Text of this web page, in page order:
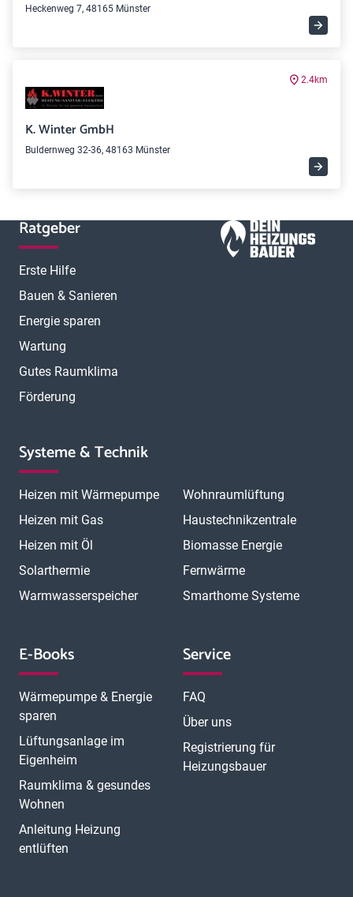
Heckenweg 7, 48165 Münster
2.4km
K. Winter GmbH
Buldernweg 32-36, 48163 Münster
Ratgeber
Erste Hilfe
Bauen & Sanieren
Energie sparen
Wartung
Gutes Raumklima
Förderung
Systeme & Technik
Heizen mit Wärmepumpe
Heizen mit Gas
Heizen mit Öl
Solarthermie
Warmwasserspeicher
Wohnraumlüftung
Haustechnikzentrale
Biomasse Energie
Fernwärme
Smarthome Systeme
E-Books
Wärmepumpe & Energie
sparen
Lüftungsanlage im
Eigenheim
Raumklima & gesundes
Wohnen
Anleitung Heizung
entlüften
Service
FAQ
Über uns
Registrierung für
Heizungsbauer